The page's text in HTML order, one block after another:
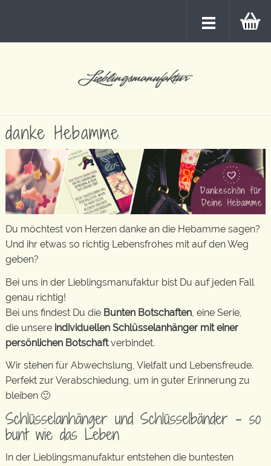
danke Hebamme
Du möchtest von Herzen danke an die Hebamme sagen?
Und ihr etwas so richtig Lebensfrohes mit auf den Weg
geben?
Bei uns in der Lieblingsmanufaktur bist Du auf jeden Fall
genau richtig!
Bei uns findest Du die Bunten Botschaften , eine Serie,
die unsere individuellen Schlüsselanhänger mit einer
persönlichen Botschaftverbindet.
Wir stehen für Abwechslung, Vielfalt und Lebensfreude.
Perfekt zur Verabschiedung, um in guter Erinnerung zu
bleiben 🙂
Schlüsselanhänger und Schlüsselbänder – so
bunt wie das Leben
In der Lieblingsmanufaktur entstehen die buntesten